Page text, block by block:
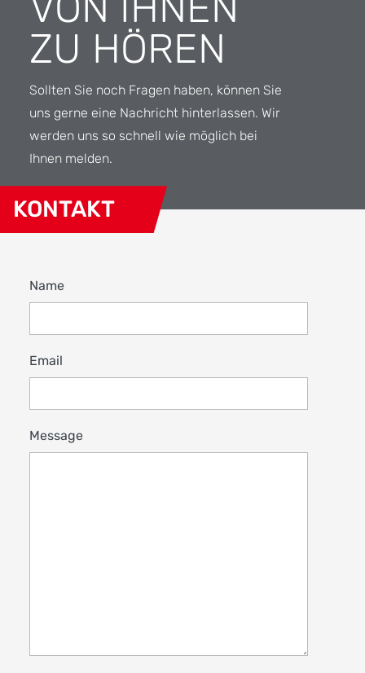
ZU HÖREN
Sollten Sie noch Fragen haben, können Sie
uns gerne eine Nachricht hinterlassen. Wir
werden uns so schnell wie möglich bei
Ihnen melden.
KONTAKT
Name
Email
Message